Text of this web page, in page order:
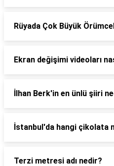
Rüyada Çok Büyük
Ekran değişimi videoları
İlhan Berk'in en ünlü şiiri
İstanbul'da hangi çikolata
Terzi metresi adı nedir?